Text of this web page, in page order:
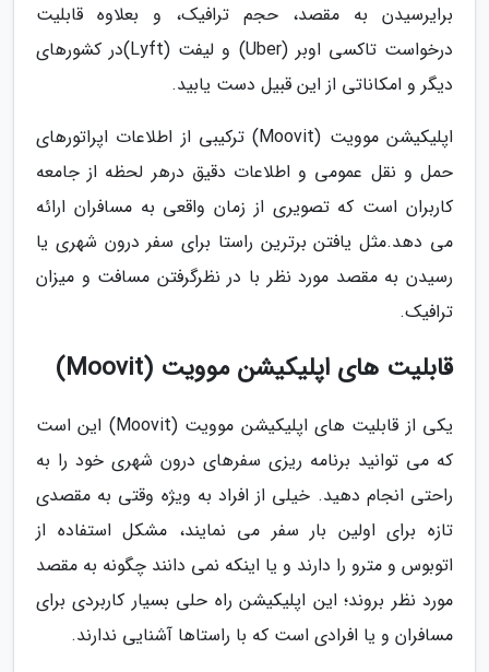
برایرسیدن به مقصد، حجم ترافیک، و بعلاوه قابلیت
درخواست تاکسی اوبر (Uber) و لیفت (Lyft)در کشورهای
دیگر و امکاناتی از این قبیل دست یابید.
اپلیکیشن موویت (Moovit) ترکیبی از اطلاعات اپراتورهای
حمل و نقل عمومی و اطلاعات دقیق درهر لحظه از جامعه
کاربران است که تصویری از زمان واقعی به مسافران ارائه
می دهد.مثل یافتن برترین راستا برای سفر درون شهری یا
رسیدن به مقصد مورد نظر با در نظرگرفتن مسافت و میزان
ترافیک.
قابلیت های اپلیکیشن موویت (Moovit)
یکی از قابلیت های اپلیکیشن موویت (Moovit) این است
که می توانید برنامه ریزی سفرهای درون شهری خود را به
راحتی انجام دهید. خیلی از افراد به ویژه وقتی به مقصدی
تازه برای اولین بار سفر می نمایند، مشکل استفاده از
اتوبوس و مترو را دارند و یا اینکه نمی دانند چگونه به مقصد
مورد نظر بروند؛ این اپلیکیشن راه حلی بسیار کاربردی برای
مسافران و یا افرادی است که با راستاها آشنایی ندارند.